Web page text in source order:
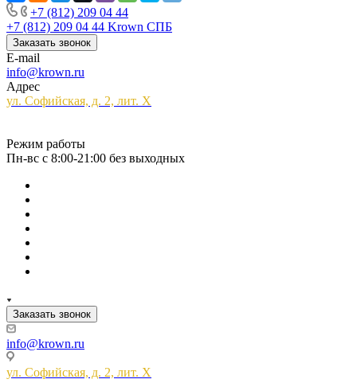
+7 (812) 209 04 44
+7 (812) 209 04 44 Krown СПБ
Заказать звонок
E-mail
info@krown.ru
Адрес
ул. Софийская, д. 2, лит. Х
Режим работы
Пн-вс с 8:00-21:00 без выходных
Заказать звонок
info@krown.ru
ул. Софийская, д. 2, лит. Х